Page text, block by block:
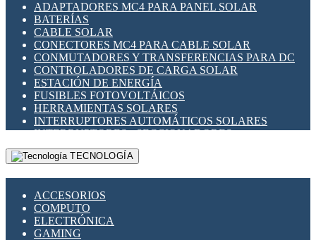
ADAPTADORES MC4 PARA PANEL SOLAR
BATERÍAS
CABLE SOLAR
CONECTORES MC4 PARA CABLE SOLAR
CONMUTADORES Y TRANSFERENCIAS PARA DC
CONTROLADORES DE CARGA SOLAR
ESTACIÓN DE ENERGÍA
FUSIBLES FOTOVOLTÁICOS
HERRAMIENTAS SOLARES
INTERRUPTORES AUTOMÁTICOS SOLARES
INTERRUPTORES - SECCIONADORES
FOTOVOLTÁICOS
MONTAJE PANEL SOLAR
SUPRESOR DE TRANSIENTES SPDS PARA
APLICACIONES FOTOVOLTAICAS
TECNOLOGÍA
ACCESORIOS
COMPUTO
ELECTRÓNICA
GAMING